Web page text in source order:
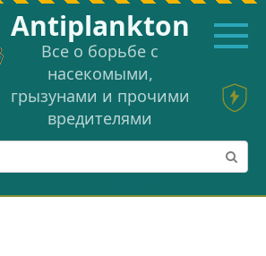
Аntiplankton
Все о борьбе с
насекомыми,
грызунами и прочими
вредителями